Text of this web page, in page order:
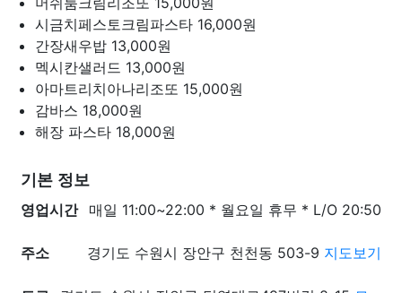
시금치페스토크림파스타 16,000원
간장새우밥 13,000원
멕시칸샐러드 13,000원
아마트리치아나리조또 15,000원
감바스 18,000원
해장 파스타 18,000원
기본 정보
영업시간
매일 11:00~22:00 * 월요일 휴무 * L/O 20:50
주소 경기도 수원시 장안구 천천동 503-9 지도보기